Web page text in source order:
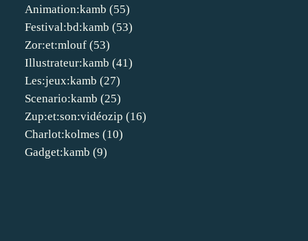
Animation:kamb (55)
Festival:bd:kamb (53)
Zor:et:mlouf (53)
Illustrateur:kamb (41)
Les:jeux:kamb (27)
Scenario:kamb (25)
Zup:et:son:vidéozip (16)
Charlot:kolmes (10)
Gadget:kamb (9)